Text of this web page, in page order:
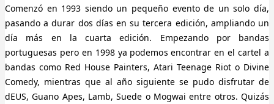
Comenzó en 1993 siendo un pequeño evento de un solo día,
pasando a durar dos días en su tercera edición, ampliando un
día más en la cuarta edición. Empezando por bandas
portuguesas pero en 1998 ya podemos encontrar en el cartel a
bandas como Red House Painters, Atari Teenage Riot o Divine
Comedy, mientras que al año siguiente se pudo disfrutar de
dEUS, Guano Apes, Lamb, Suede o Mogwai entre otros. Quizás